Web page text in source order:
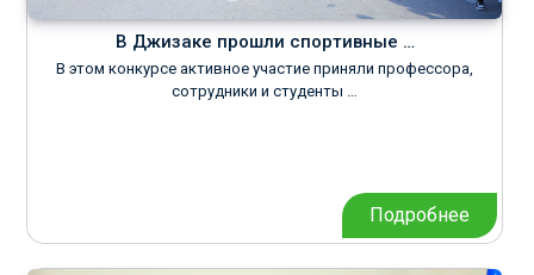
В Джизаке прошли спортивные …
В этом конкурсе активное участие приняли профессора,
сотрудники и студенты …
Подробнее